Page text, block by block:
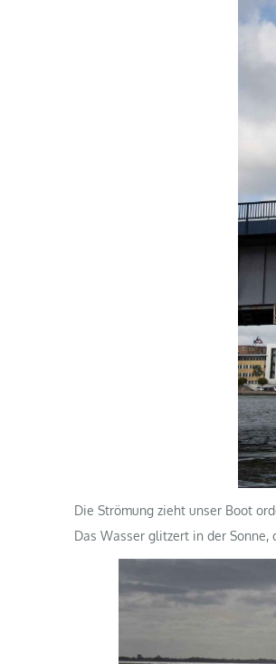
Die Strömung zieht unser Boot
Das Wasser glitzert in der Sonne,